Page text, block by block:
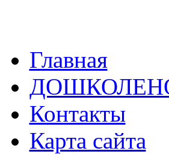
Главная
Контакты
Карта сайта